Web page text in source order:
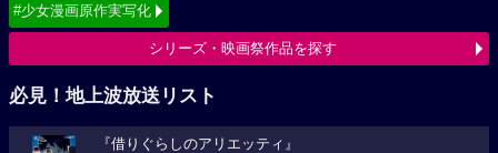
#少女漫画原作実写化
シリーズ・映画祭作品を探す
必見！地上波放送リスト
『借りぐらしのアリエッティ』